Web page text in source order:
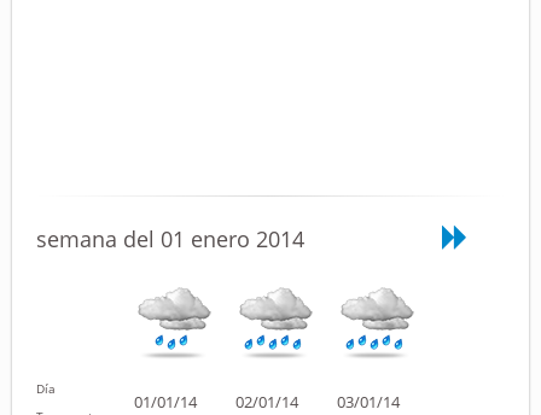
semana del 01 enero 2014
Día
01/01/14 02/01/14 03/01/14